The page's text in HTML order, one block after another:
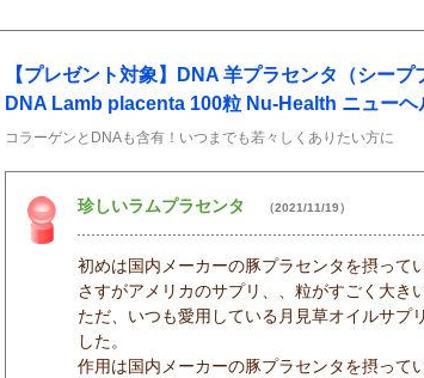
【プレゼント対象】DNA 羊プラセンタ（シー
DNA Lamb placenta 100粒 Nu-Health ニューヘ
コラーゲンとDNAも含有！いつまでも若々しくありたい方に
珍しいラムプラセンタ （2021/11/19）
初めは国内メーカーの豚プラセンタを摂って
さすがアメリカのサプリ、、粒がすごく大き
ただ、いつも愛用している月見草オイルサプ
した。
作用は国内メーカーの豚プラセンタを摂って